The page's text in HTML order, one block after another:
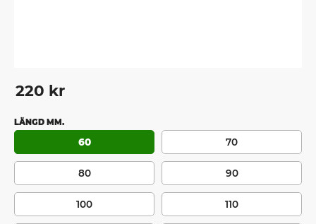
220 kr
LÄNGD MM.
60 70
80 90
100 110